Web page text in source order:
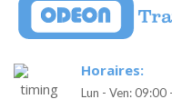
Horaires:
Lun - Ven: 09:00